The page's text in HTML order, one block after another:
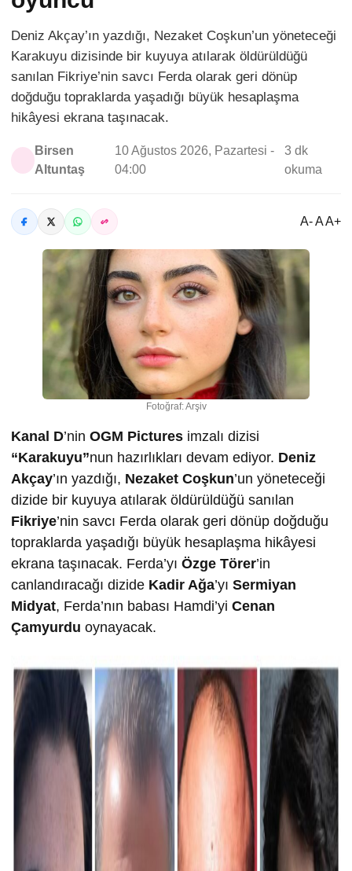
Deniz Akçay’ın yazdığı, Nezaket Coşkun’un yöneteceği
Karakuyu dizisinde bir kuyuya atılarak öldürüldüğü
sanılan Fikriye’nin savcı Ferda olarak geri dönüp
doğduğu topraklarda yaşadığı büyük hesaplaşma
hikâyesi ekrana taşınacak.
Birsen
Altuntaş
10 Ağustos 2026, Pazartesi -
04:00
3 dk
okuma
A- A A+
Fotoğraf: Arşiv
Kanal D’nin OGM Pictures imzalı dizisi
“Karakuyu”nun hazırlıkları devam ediyor. Deniz
Akçay’ın yazdığı, Nezaket Coşkun’un yöneteceği
dizide bir kuyuya atılarak öldürüldüğü sanılan
Fikriye’nin savcı Ferda olarak geri dönüp doğduğu
topraklarda yaşadığı büyük hesaplaşma hikâyesi
ekrana taşınacak. Ferda’yı Özge Törer’in
canlandıracağı dizide Kadir Ağa’yı Sermiyan
Midyat, Ferda’nın babası Hamdi’yi Cenan
Çamyurdu oynayacak.